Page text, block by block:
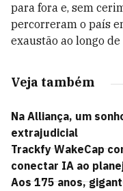
para fora e, sem
percorreram o país
exaustão ao longo de
Veja também
Na Alliança, um
extrajudicial
Trackfy WakeCap
conectar IA ao
Aos 175 anos,